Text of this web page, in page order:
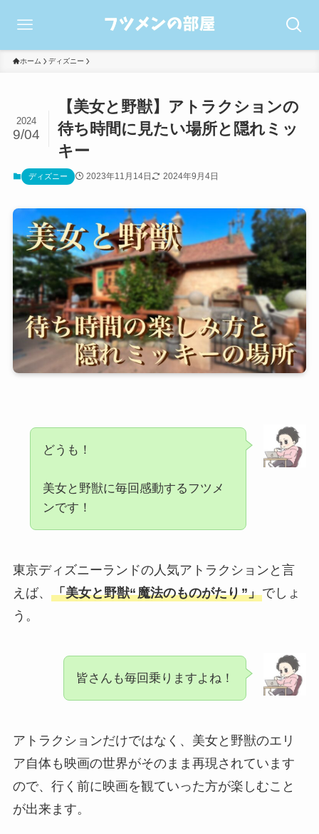
ホーム ディズニー
【美女と野獣】アトラクションの
待ち時間に見たい場所と隠れミッ
キー
2024
9/04
ディズニー 2023年11月14日 2024年9月4日
どうも！
美女と野獣に毎回感動するフツメ
ンです！
東京ディズニーランドの人気アトラクションと言
えば、 「美女と野獣“魔法のものがたり”」でしょ
う。
皆さんも毎回乗りますよね！
アトラクションだけではなく、美女と野獣のエリ
ア自体も映画の世界がそのまま再現されています
ので、行く前に映画を観ていった方が楽しむこと
が出来ます。